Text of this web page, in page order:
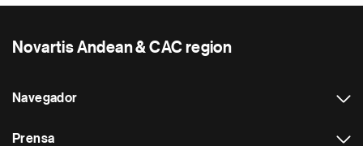
Novartis Andean & CAC region
Navegador
Prensa